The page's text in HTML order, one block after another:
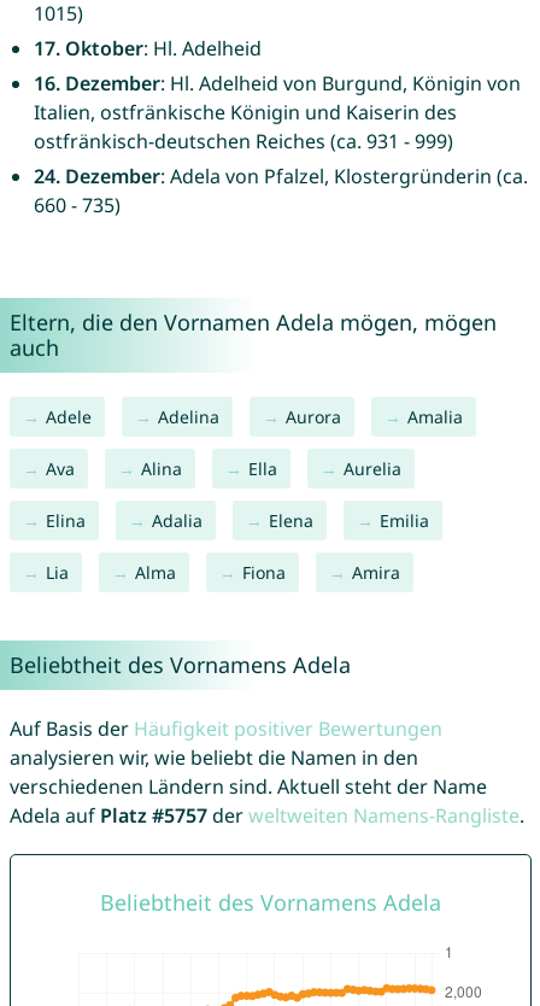
1015)
17. Oktober: Hl. Adelheid
16. Dezember: Hl. Adelheid von Burgund, Königin von
Italien, ostfränkische Königin und Kaiserin des
ostfränkisch-deutschen Reiches (ca. 931 - 999)
24. Dezember: Adela von Pfalzel, Klostergründerin (ca.
660 - 735)
Eltern, die den Vornamen Adela mögen, mögen
auch
Adele Adelina Aurora Amalia
Ava Alina Ella Aurelia
Elina Adalia Elena Emilia
Lia Alma Fiona Amira
Beliebtheit des Vornamens Adela
Auf Basis der Häufigkeit positiver Bewertungen
analysieren wir, wie beliebt die Namen in den
verschiedenen Ländern sind. Aktuell steht der Name
Adela auf Platz #5757derweltweiten Namens-Rangliste.